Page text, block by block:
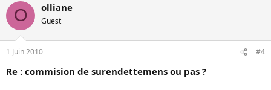
O olliane
Guest
1 Juin 2010 #4
Re : commision de surendettemens ou pas ?